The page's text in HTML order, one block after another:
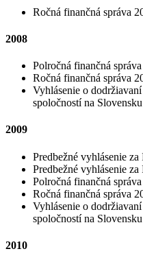
Ročná finančná správa
2008
Polročná finančná
Ročná finančná správa
Vyhlásenie o
spoločností na Slovensku
2009
Predbežné vyhlásenie
Predbežné vyhlásenie
Polročná finančná
Ročná finančná správa
Vyhlásenie o
spoločností na Slovensku
2010